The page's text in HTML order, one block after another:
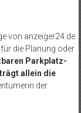
von anzeiger24.de
für die Planung oder
Parkplatz-
trägt allein die
der